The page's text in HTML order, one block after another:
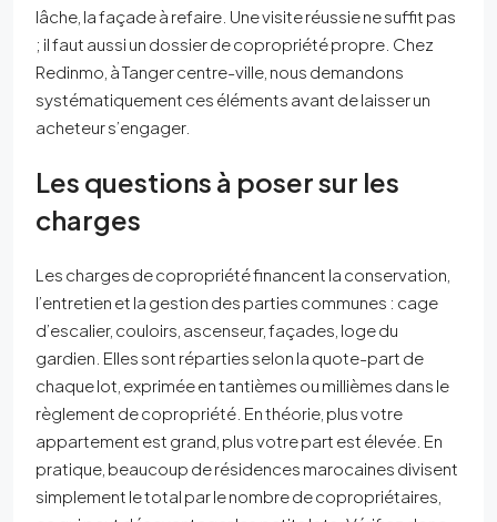
lâche, la façade à refaire. Une visite réussie ne suffit pas
; il faut aussi un dossier de copropriété propre. Chez
Redinmo, à Tanger centre-ville, nous demandons
systématiquement ces éléments avant de laisser un
acheteur s’engager.
Les questions à poser sur les
charges
Les charges de copropriété financent la conservation,
l’entretien et la gestion des parties communes : cage
d’escalier, couloirs, ascenseur, façades, loge du
gardien. Elles sont réparties selon la quote-part de
chaque lot, exprimée en tantièmes ou millièmes dans le
règlement de copropriété. En théorie, plus votre
appartement est grand, plus votre part est élevée. En
pratique, beaucoup de résidences marocaines divisent
simplement le total par le nombre de copropriétaires,